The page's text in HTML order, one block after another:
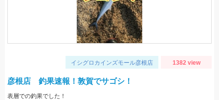
イシグロカインズモール彦根店 1382 view
彦根店 釣果速報！敦賀でサゴシ！
表層での釣果でした！